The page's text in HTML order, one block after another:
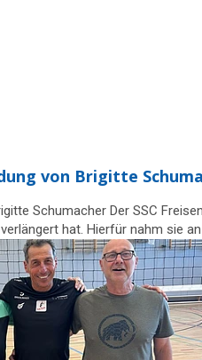
von Brigitte
Schumacher Der SSC
hat. Hierfür nahm sie